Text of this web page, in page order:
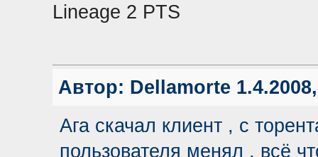
Lineage 2 PTS
Автор: Dellamorte
Ага скачал клиент , с
пользователя менял , всё